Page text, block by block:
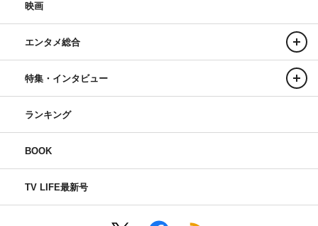
映画
エンタメ総合
特集・インタビュー
ランキング
BOOK
TV LIFE最新号